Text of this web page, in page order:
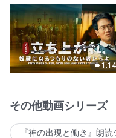
その他動画シリーズ
『神の出現と働き』朗